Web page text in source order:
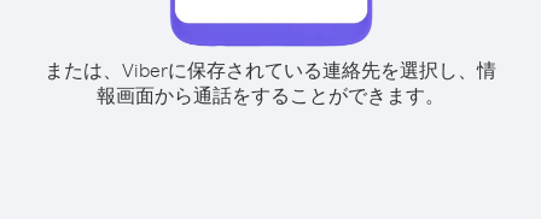
または、Viberに保存されている連絡先を選択し、情
報画面から通話をすることができます。